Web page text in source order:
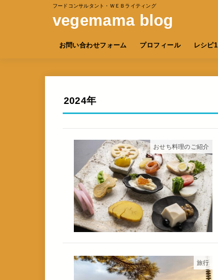
フードコンサルタント・ＷＥＢライティング
vegemama blog
お問い合わせフォーム プロフィール レシピ1
2024年
おせち料理のご紹介
旅行